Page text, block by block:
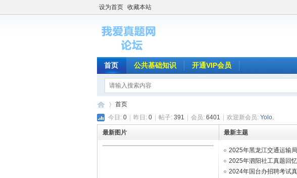
设为首页 收藏本站
首页 公共基础知识 开通VIP会员
我 »
首页
今日: 0 昨日: 0 帖子: 391 会员: 6401 欢迎新会员: Yolo.
最新图片 最新主题
2025年黑龙江交通运输
2025年泗阳社工真题回
2024年国台办招聘考试